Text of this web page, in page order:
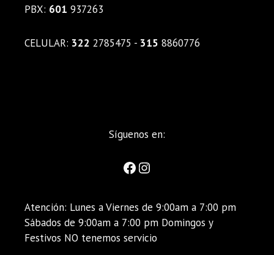
PBX: 601 937263
CELULAR: 322 2785475 - 315 8860776
Síguenos en:
Atención: Lunes a Viernes de 9:00am a 7:00 pm
Sábados de 9:00am a 7:00 pm Domingos y
Festivos NO tenemos servicio